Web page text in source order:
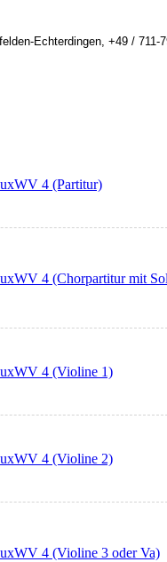
Echterdingen, +49 / 711-
4 (Partitur)
4 (Chorpartitur mit
4 (Violine 1)
4 (Violine 2)
4 (Violine 3 oder Va)